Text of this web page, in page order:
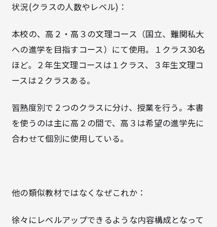
状況(クラスの人数やレベル)：
本校の、高２・高３の文理コース（国立、難関私大
への進学を目指すコース）にて使用。１クラス30名
ほど。２年生文理コースは１クラス、３年生文理コ
ースは２クラスある。
習熟度別で２つのクラスに分け、授業を行う。本書
を使うのは主に高２の間で、高３は希望の進学先に
合わせて個別に使用している。
他の類似教材ではなくなぜこれか：
徐々にレベルアップできるような内容構成となって